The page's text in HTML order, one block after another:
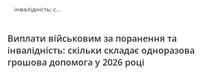
інвалідність: с...
Виплати військовим за поранення та
інвалідність: скільки складає одноразова
грошова допомога у 2026 році